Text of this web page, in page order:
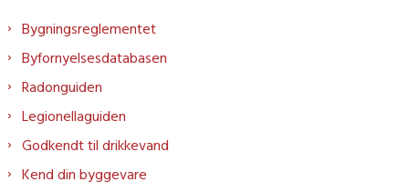
Bygningsreglementet
Byfornyelsesdatabasen
Radonguiden
Legionellaguiden
Godkendt til drikkevand
Kend din byggevare